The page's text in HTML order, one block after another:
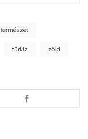
természet
türkiz zöld